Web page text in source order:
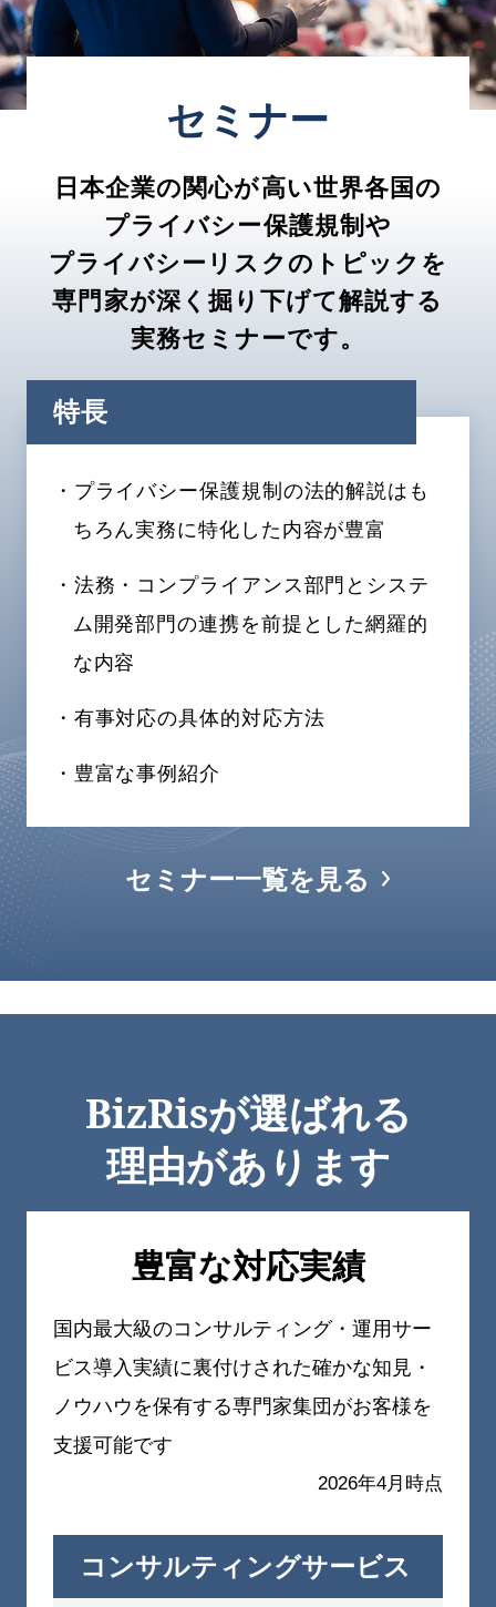
セミナー
日本企業の関心が高い世界各国の
プライバシー保護規制や
プライバシーリスクのトピックを
専門家が深く掘り下げて解説する
実務セミナーです。
特長
・プライバシー保護規制の法的解説はも
ちろん実務に特化した内容が豊富
・法務・コンプライアンス部門とシステ
ム開発部門の連携を前提とした網羅的
な内容
・有事対応の具体的対応方法
・豊富な事例紹介
セミナー一覧を見る
BizRisが選ばれる
理由があります
豊富な対応実績
国内最大級のコンサルティング・運用サー
ビス導入実績に裏付けされた確かな知見・
ノウハウを保有する専門家集団がお客様を
支援可能です
2026年4月時点
コンサルティングサービス